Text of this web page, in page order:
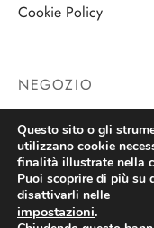
Cookie Policy
NEGOZIO
Negozio
Questo sito o gli
utilizzano cookie
finalità illustrate nella
Puoi scoprire di più su
disattivarli nelle
impostazioni.